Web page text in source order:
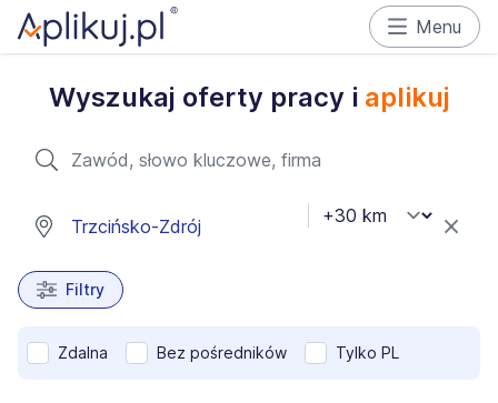
Menu
Wyszukaj oferty pracy i aplikuj
Filtry
Zdalna Bez pośredników Tylko PL